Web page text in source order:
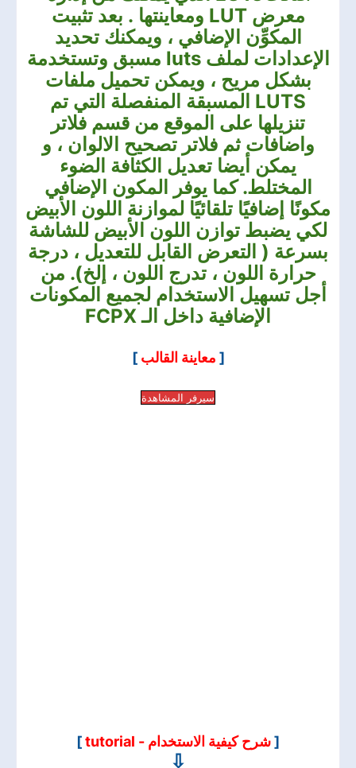
معرض LUT و
معاينتها . بعد تثبيت
المكوِّن الإضافي ، ويمكنك تحديد
الإعدادات لملف luts مسبق وتستخدمة
بشكل مريح ، ويمكن تحميل ملفات
LUTS المسبقة المنفصلة التي تم
تنزيلها على الموقع من قسم فلاتر
واضافات ثم فلاتر تصحيح الالوان ، و
يمكن أيضا تعديل الكثافة الضوء
المختلط. كما يوفر المكون الإضافي
مكونًا إضافيًا تلقائيًا لموازنة اللون الأبيض
لكي يضبط توازن اللون الأبيض للشاشة
بسرعة ( التعرض القابل للتعديل ، درجة
حرارة اللون ، تدرج اللون ، إلخ). من
أجل تسهيل الاستخدام لجميع المكونات
الإضافية داخل الـFCPX
[ معاينة القالب]
سيرفر المشاهدة
[شرح كيفية الاستخدام - tutorial ]
⇩